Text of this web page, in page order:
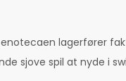
lagerfører
sjove spil at nyde i